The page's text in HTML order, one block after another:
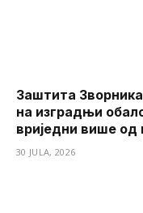
Заштита
на изградњи
вриједни више
30 JULA, 2026